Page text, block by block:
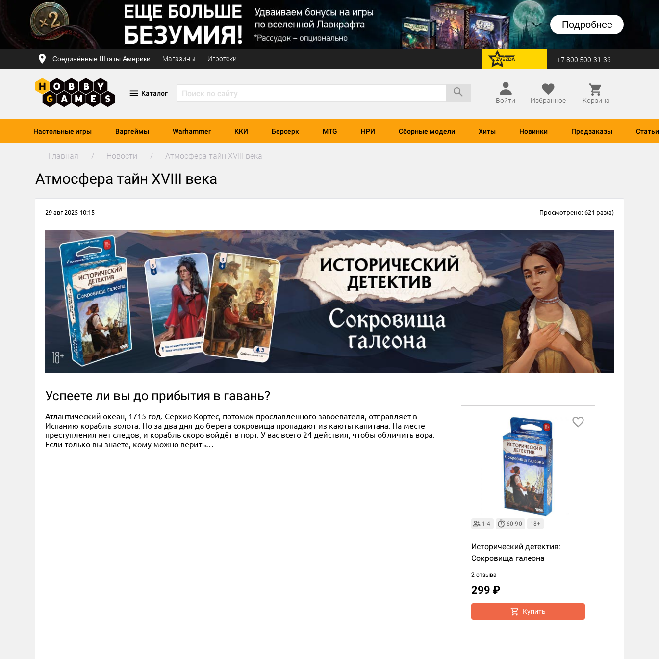
Подробнее
Соединённые Штаты Америки Магазины Игротеки перейти на Zvezda +7 800 500-31-36
Каталог
Войти
Избранное Корзина
Настольные игры Варгеймы Warhammer ККИ Берсерк MTG НРИ Сборные модели Хиты Новинки Предзаказы Статьи
Главная Новости Атмосфера тайн XVIII века
Атмосфера тайн XVIII века
29 авг 2025 10:15 Просмотрено: 621 раз(а)
Успеете ли вы до прибытия в гавань?
Атлантический океан, 1715 год. Серхио Кортес, потомок прославленного завоевателя, отправляет в
Испанию корабль золота. Но за два дня до берега сокровища пропадают из каюты капитана. На месте
преступления нет следов, и корабль скоро войдёт в порт. У вас всего 24 действия, чтобы обличить вора.
Если только вы знаете, кому можно верить…
1-4 60-90 18+
Исторический детектив:
Сокровища галеона
2 отзыва
299 ₽
Купить